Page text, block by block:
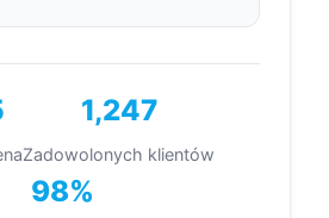
1,247
Zadowolonych klientów
98%